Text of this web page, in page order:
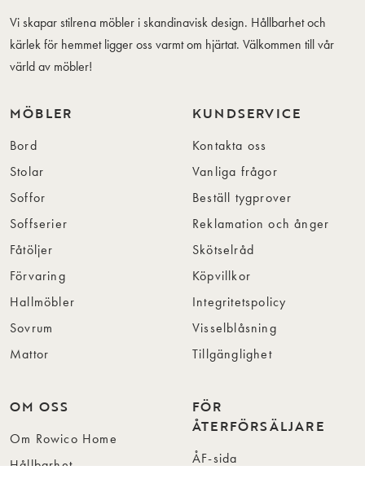
Vi skapar stilrena möbler i skandinavisk design. Hållbarhet och
kärlek för hemmet ligger oss varmt om hjärtat. Välkommen till vår
värld av möbler!
MÖBLER
Bord
Stolar
Soffor
Soffserier
Fåtöljer
Förvaring
Hallmöbler
Sovrum
Mattor
KUNDSERVICE
Kontakta oss
Vanliga frågor
Beställ tygprover
Reklamation och ånger
Skötselråd
Köpvillkor
Integritetspolicy
Visselblåsning
Tillgänglighet
OM OSS
Om Rowico Home
Hållbarhet
FÖR
ÅTERFÖRSÄLJARE
ÅF-sida